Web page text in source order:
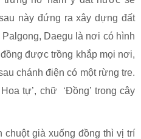
này đứng ra xây dựng đất
Daegu là nơi có hình
được trồng khắp mọi nơi,
chánh điện có một rừng tre.
tự’, chữ ‘Đồng’ trong cây
già xuống đồng thì vị trí